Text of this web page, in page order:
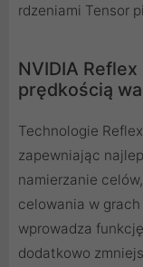
rdzeniami Tensor
NVIDIA
prędkością
Technologie
zapewniając
namierzanie
celowania w
wprowadza
dodatkowo